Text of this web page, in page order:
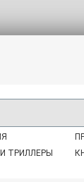
ТРИЛЛЕРЫ